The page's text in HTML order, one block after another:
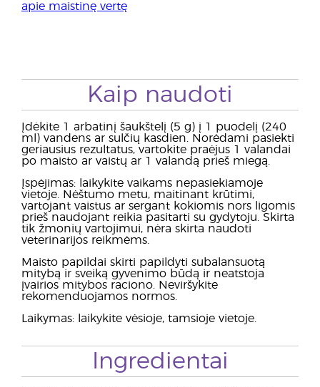
apie maistinę vertę
Kaip naudoti
Įdėkite 1 arbatinį šaukštelį (5 g) į 1 puodelį (240
ml) vandens ar sulčių kasdien. Norėdami pasiekti
geriausius rezultatus, vartokite praėjus 1 valandai
po maisto ar vaistų ar 1 valandą prieš miegą.
Įspėjimas: laikykite vaikams nepasiekiamoje
vietoje. Nėštumo metu, maitinant krūtimi,
vartojant vaistus ar sergant kokiomis nors ligomis
prieš naudojant reikia pasitarti su gydytoju. Skirta
tik žmonių vartojimui, nėra skirta naudoti
veterinarijos reikmėms.
Maisto papildai skirti papildyti subalansuotą
mitybą ir sveiką gyvenimo būdą ir neatstoja
įvairios mitybos raciono. Neviršykite
rekomenduojamos normos.
Laikymas: laikykite vėsioje, tamsioje vietoje.
Ingredientai